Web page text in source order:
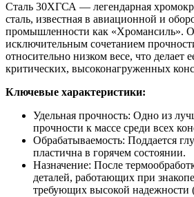
Сталь 30ХГСА — легендарная
сталь, известная в авиационной и
промышленности как «Хромансиль».
исключительным сочетанием
относительно низком весе, что делает
критических, высоконагруженных
Ключевые характеристики:
Удельная прочность: Одно из
прочности к массе среди всех
Обрабатываемость: Поддается
пластична в горячем состоянии.
Назначение: После
деталей, работающих при
требующих высокой